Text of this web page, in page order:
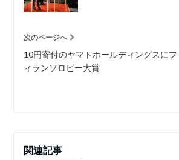
次のページへ
10円寄付のヤマトホールディングスにフ
ィランソロピー大賞
関連記事